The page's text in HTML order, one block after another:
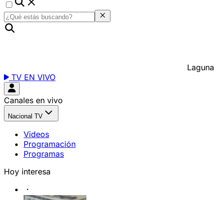
Laguna
TV EN VIVO
Canales en vivo
Nacional TV
Videos
Programación
Programas
Hoy interesa